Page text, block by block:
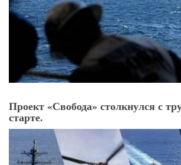
Проект «Свобода» столкнулся с
старте.